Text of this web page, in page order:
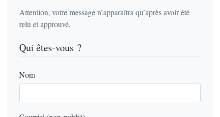
Attention, votre message n’apparaîtra qu’après avoir été
relu et approuvé.
Qui êtes-vous ?
Nom